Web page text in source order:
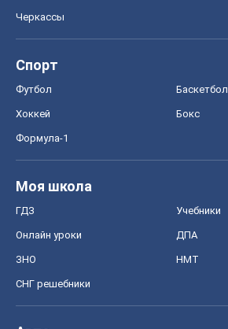
Черкассы
Спорт
Футбол Баскетбол
Хоккей Бокс
Формула-1
Моя школа
ГДЗ Учебники
Онлайн уроки ДПА
ЗНО НМТ
СНГ решебники